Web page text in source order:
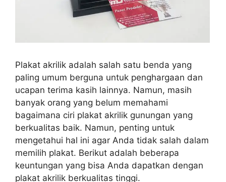
Plakat akrilik adalah salah satu benda yang
paling umum berguna untuk penghargaan dan
ucapan terima kasih lainnya. Namun, masih
banyak orang yang belum memahami
bagaimana ciri plakat akrilik gunungan yang
berkualitas baik. Namun, penting untuk
mengetahui hal ini agar Anda tidak salah dalam
memilih plakat. Berikut adalah beberapa
keuntungan yang bisa Anda dapatkan dengan
plakat akrilik berkualitas tinggi.